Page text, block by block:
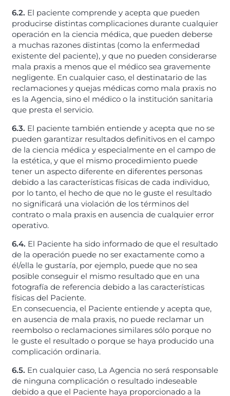
6.2. El paciente comprende y acepta que pueden
producirse distintas complicaciones durante cualquier
operación en la ciencia médica, que pueden deberse
a muchas razones distintas (como la enfermedad
existente del paciente), y que no pueden considerarse
mala praxis a menos que el médico sea gravemente
negligente. En cualquier caso, el destinatario de las
reclamaciones y quejas médicas como mala praxis no
es la Agencia, sino el médico o la institución sanitaria
que presta el servicio.
6.3. El paciente también entiende y acepta que no se
pueden garantizar resultados definitivos en el campo
de la ciencia médica y especialmente en el campo de
la estética, y que el mismo procedimiento puede
tener un aspecto diferente en diferentes personas
debido a las características físicas de cada individuo,
por lo tanto, el hecho de que no le guste el resultado
no significará una violación de los términos del
contrato o mala praxis en ausencia de cualquier error
operativo.
6.4. El Paciente ha sido informado de que el resultado
de la operación puede no ser exactamente como a
él/ella le gustaría, por ejemplo, puede que no sea
posible conseguir el mismo resultado que en una
fotografía de referencia debido a las características
físicas del Paciente.
En consecuencia, el Paciente entiende y acepta que,
en ausencia de mala praxis, no puede reclamar un
reembolso o reclamaciones similares sólo porque no
le guste el resultado o porque se haya producido una
complicación ordinaria.
6.5. En cualquier caso, La Agencia no será responsable
de ninguna complicación o resultado indeseable
debido a que el Paciente haya proporcionado a la